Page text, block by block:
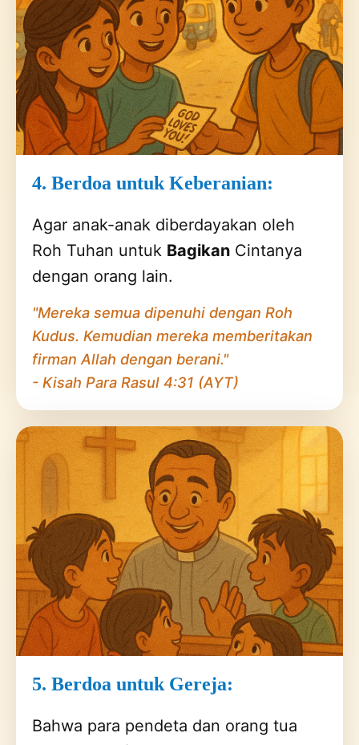
4. Berdoa untuk Keberanian:
Agar anak-anak diberdayakan oleh
Roh Tuhan untuk Bagikan Cintanya
dengan orang lain.
"Mereka semua dipenuhi dengan Roh
Kudus. Kemudian mereka memberitakan
firman Allah dengan berani."
- Kisah Para Rasul 4:31 (AYT)
5. Berdoa untuk Gereja:
Bahwa para pendeta dan orang tua